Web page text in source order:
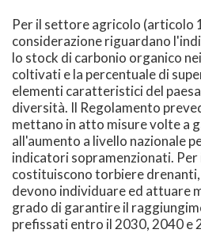
Per il settore agricolo (articolo
considerazione riguardano
lo stock di carbonio organico
coltivati e la percentuale di
elementi caratteristici del
diversità. Il Regolamento
mettano in atto misure volte a
all'aumento a livello nazionale
indicatori sopramenzionati. Per
costituiscono torbiere
devono individuare ed attuare
grado di garantire il
prefissati entro il 2030, 2040 e